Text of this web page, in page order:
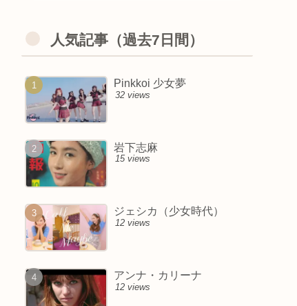
人気記事（過去7日間）
Pinkkoi 少女夢
32 views
岩下志麻
15 views
ジェシカ（少女時代）
12 views
アンナ・カリーナ
12 views